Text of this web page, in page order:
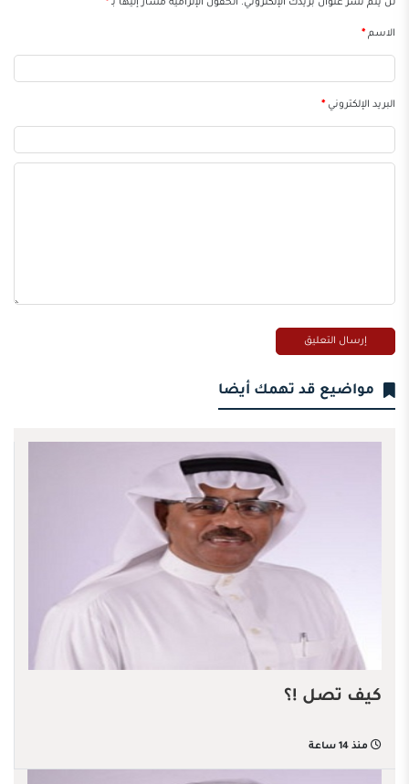
لن يتم نشر عنوان بريدك الإلكتروني. الحقول الإلزامية مشار إليها بـ *
الاسم*
البريد الإلكتروني*
مواضيع قد تهمك أيضا
كيف تصل !؟
منذ 14 ساعة